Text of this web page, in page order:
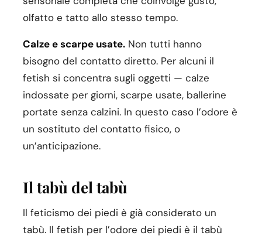
olfatto e tatto allo stesso tempo.
Calze e scarpe usate.Non tutti hanno
bisogno del contatto diretto. Per alcuni il
fetish si concentra sugli oggetti — calze
indossate per giorni, scarpe usate, ballerine
portate senza calzini. In questo caso l’odore è
un sostituto del contatto fisico, o
un’anticipazione.
Il tabù del tabù
Il feticismo dei piedi è già considerato un
tabù. Il fetish per l’odore dei piedi è il tabù